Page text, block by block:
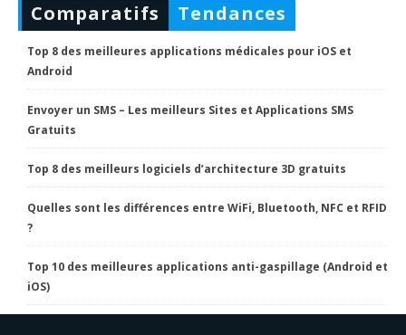
Comparatifs Tendances
Top 8 des meilleures applications médicales pour iOS et
Android
Envoyer un SMS – Les meilleurs Sites et Applications SMS
Gratuits
Top 8 des meilleurs logiciels d’architecture 3D gratuits
Quelles sont les différences entre WiFi, Bluetooth, NFC et RFID
?
Top 10 des meilleures applications anti-gaspillage (Android et
iOS)